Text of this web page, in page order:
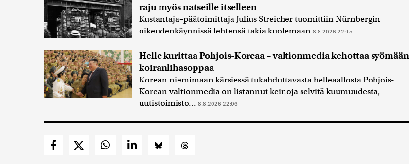
raju myös natseille itselleen
Kustantaja–päätoimittaja Julius Streicher tuomittiin Nürnbergin
oikeudenkäynnissä lehtensä takia kuolemaan 8.8.2026 22:15
Helle kurittaa Pohjois-Koreaa – valtionmedia kehottaa syömään
koiranlihasoppaa
Korean niemimaan kärsiessä tukahduttavasta helleaallosta Pohjois-
Korean valtionmedia on listannut keinoja selvitä kuumuudesta,
uutistoimisto... 8.8.2026 22:06